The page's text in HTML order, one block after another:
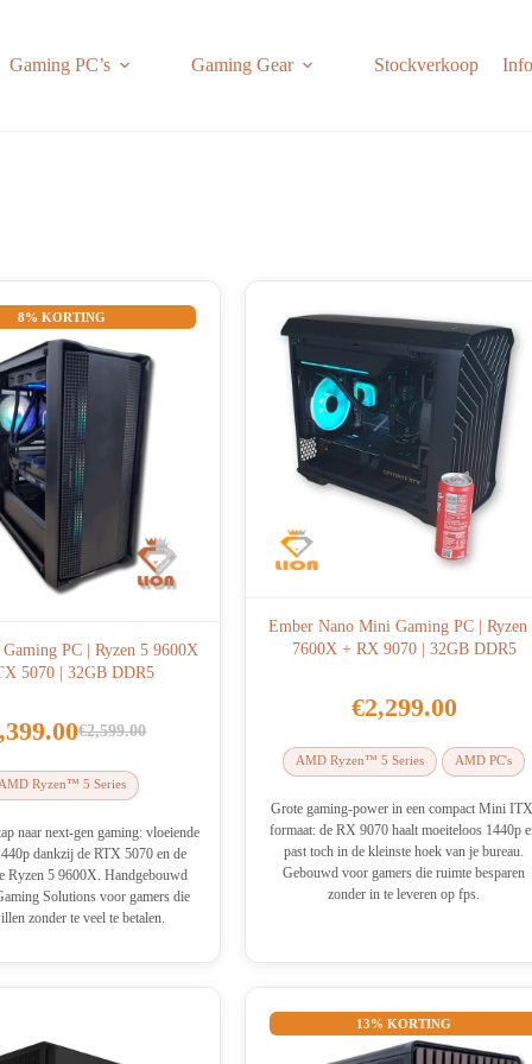
Gaming PC’s Gaming Gear Stockverkoop
8% KORTING
PC | Ryzen 5 9600X
5070 | 32GB DDR5
€2,599.00
Oorspronkelijke
prijs
was:
€2,599.00.
Huidige
prijs
is:
€2,399.00.
Ryzen™ 5 Series
naar next-gen gaming: vloeiende
dankzij de RTX 5070 en de
Ryzen 5 9600X. Handgebouwd
Solutions voor gamers die
zonder te veel te betalen.
Ember Nano Mini Gaming PC | Ryzen
7600X + RX 9070 | 32GB DDR5
€2,299.00
AMD Ryzen™ 5 Series AMD PC's
Grote gaming-power in een compact Mini
formaat: de RX 9070 haalt moeiteloos 1440p
past toch in de kleinste hoek van je bureau.
Gebouwd voor gamers die ruimte besparen
zonder in te leveren op fps.
13% KORTING